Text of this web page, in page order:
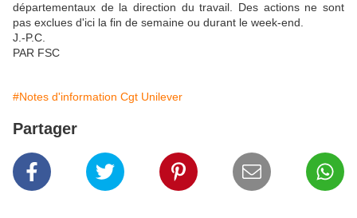
départementaux de la direction du travail. Des actions ne sont
pas exclues d'ici la fin de semaine ou durant le week-end.
J.-P.C.
PAR FSC
#Notes d'information Cgt Unilever
Partager